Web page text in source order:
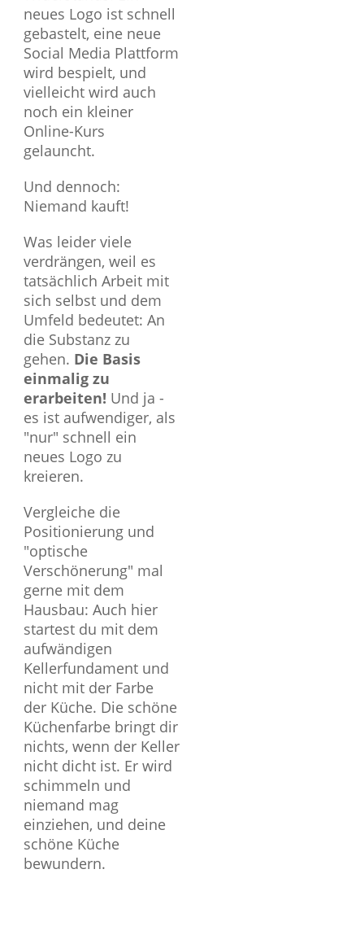
neues Logo ist schnell
gebastelt, eine neue
Social Media Plattform
wird bespielt, und
vielleicht wird auch
noch ein kleiner
Online-Kurs
gelauncht.
Und dennoch:
Niemand kauft!
Was leider viele
verdrängen, weil es
tatsächlich Arbeit mit
sich selbst und dem
Umfeld bedeutet: An
die Substanz zu
gehen. Die Basis
einmalig zu
erarbeiten! Und ja -
es ist aufwendiger, als
"nur" schnell ein
neues Logo zu
kreieren.
Vergleiche die
Positionierung und
"optische
Verschönerung" mal
gerne mit dem
Hausbau: Auch hier
startest du mit dem
aufwändigen
Kellerfundament und
nicht mit der Farbe
der Küche. Die schöne
Küchenfarbe bringt dir
nichts, wenn der Keller
nicht dicht ist. Er wird
schimmeln und
niemand mag
einziehen, und deine
schöne Küche
bewundern.